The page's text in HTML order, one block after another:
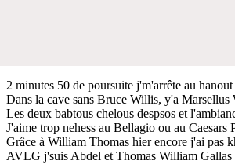
2 minutes 50 de poursuite j'm'arrête au hanout
Dans la cave sans Bruce Willis, y'a Marsellus
Les deux babtous chelous despsos et
J'aime trop nehess au Bellagio ou au Caesars
Grâce à William Thomas hier encore j'ai pas
AVLG j'suis Abdel et Thomas William Gallas